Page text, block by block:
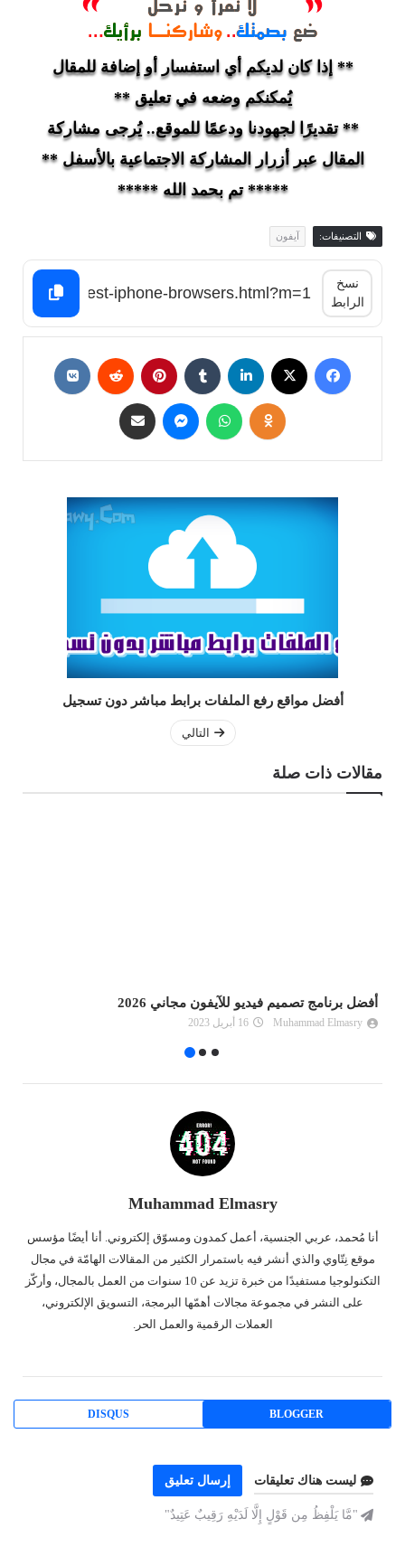
** إذا كان لديكم أي استفسار أو إضافة للمقال
يُمكنكم وضعه في تعليق **
** تقديرًا لجهودنا ودعمًا للموقع.. يُرجى مشاركة
المقال عبر أزرار المشاركة الاجتماعية بالأسفل **
***** تم بحمد الله *****
التصنيفات: آيفون
نسخ
الرابط
أفضل مواقع رفع الملفات برابط مباشر دون تسجيل
التالي
مقالات ذات صلة
أفضل برنامج تصميم فيديو للآيفون مجاني 2026
Muhammad Elmasry 16 أبريل 2023
Muhammad Elmasry
أنا مُحمد، عربي الجنسية، أعمل كمدون ومسوّق إلكتروني. أنا أيضًا مؤسس
موقع نِتّاوي والذي أنشر فيه باستمرار الكثير من المقالات الهامّة في مجال
التكنولوجيا مستفيدًا من خبرة تزيد عن 10 سنوات من العمل بالمجال، وأركّز
على النشر في مجموعة مجالات أهمّها البرمجة، التسويق الإلكتروني،
العملات الرقمية والعمل الحر.
BLOGGER
DISQUS
ليست هناك تعليقات إرسال تعليق
"مَّا يَلْفِظُ مِن قَوْلٍ إِلَّا لَدَيْهِ رَقِيبٌ عَتِيدٌ"